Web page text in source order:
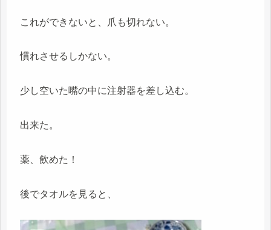
これができないと、爪も切れない。
慣れさせるしかない。
少し空いた嘴の中に注射器を差し込む。
出来た。
薬、飲めた！
後でタオルを見ると、